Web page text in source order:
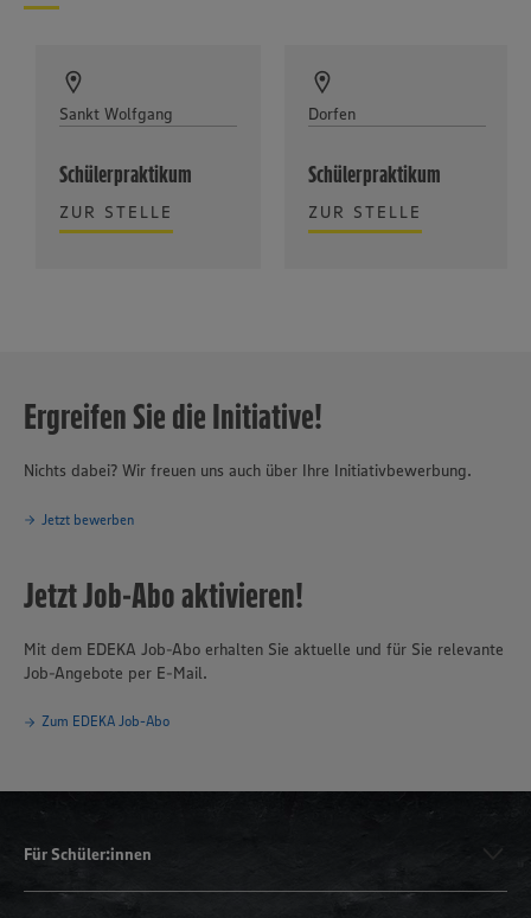
Sankt Wolfgang
Schülerpraktikum
ZUR STELLE
Dorfen
Schülerpraktikum
ZUR STELLE
Ergreifen Sie die Initiative!
Nichts dabei? Wir freuen uns auch über Ihre Initiativbewerbung.
Jetzt bewerben
Jetzt Job-Abo aktivieren!
Mit dem EDEKA Job-Abo erhalten Sie aktuelle und für Sie relevante
Job-Angebote per E-Mail.
Zum EDEKA Job-Abo
Für Schüler:innen